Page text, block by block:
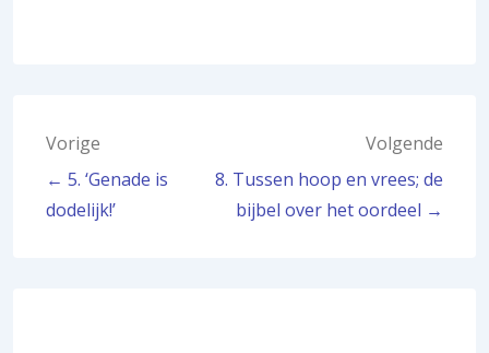
Bericht
navigatie
Vorige
← 5. ‘Genade is
dodelijk!’
Volgende
8. Tussen hoop en vrees; de
bijbel over het oordeel →